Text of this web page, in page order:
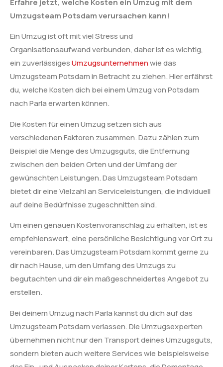
Erfahre jetzt, welche Kosten ein Umzug mit dem
Umzugsteam Potsdam verursachen kann!
Ein Umzug ist oft mit viel Stress und
Organisationsaufwand verbunden, daher ist es wichtig,
ein zuverlässigesUmzugsunternehmenwie das
Umzugsteam Potsdam in Betracht zu ziehen. Hier erfährst
du, welche Kosten dich bei einem Umzug von Potsdam
nach Parla erwarten können.
Die Kosten für einen Umzug setzen sich aus
verschiedenen Faktoren zusammen. Dazu zählen zum
Beispiel die Menge des Umzugsguts, die Entfernung
zwischen den beiden Orten und der Umfang der
gewünschten Leistungen. Das Umzugsteam Potsdam
bietet dir eine Vielzahl an Serviceleistungen, die individuell
auf deine Bedürfnisse zugeschnitten sind.
Um einen genauen Kostenvoranschlag zu erhalten, ist es
empfehlenswert, eine persönliche Besichtigung vor Ort zu
vereinbaren. Das Umzugsteam Potsdam kommt gerne zu
dir nach Hause, um den Umfang des Umzugs zu
begutachten und dir ein maßgeschneidertes Angebot zu
erstellen.
Bei deinem Umzug nach Parla kannst du dich auf das
Umzugsteam Potsdam verlassen. Die Umzugsexperten
übernehmen nicht nur den Transport deines Umzugsguts,
sondern bieten auch weitere Services wie beispielsweise